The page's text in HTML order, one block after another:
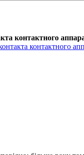
контактного
контактного